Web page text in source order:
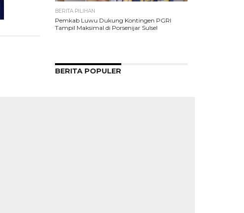
BERITA PILIHAN
Pemkab Luwu Dukung Kontingen PGRI
Tampil Maksimal di Porsenijar Sulsel
BERITA POPULER